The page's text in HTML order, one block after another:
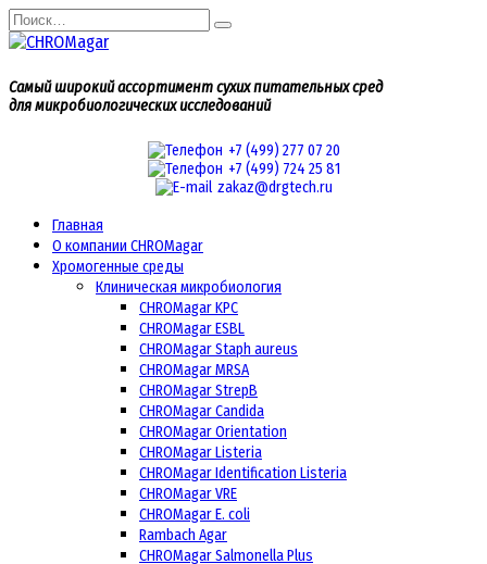
Перейти
к
содержанию
Search
for:
Самый широкий ассортимент сухих питательных сред
для микробиологических исследований
+7 (499) 277 07 20
+7 (499) 724 25 81
zakaz@drgtech.ru
Главная
О компании CHROMagar
Хромогенные среды
Клиническая микробиология
CHROMagar KPC
CHROMagar ESBL
CHROMagar Staph aureus
CHROMagar MRSA
CHROMagar StrepB
CHROMagar Candida
CHROMagar Orientation
CHROMagar Listeria
CHROMagar Identification Listeria
CHROMagar VRE
CHROMagar E. coli
Rambach Agar
CHROMagar Salmonella Plus